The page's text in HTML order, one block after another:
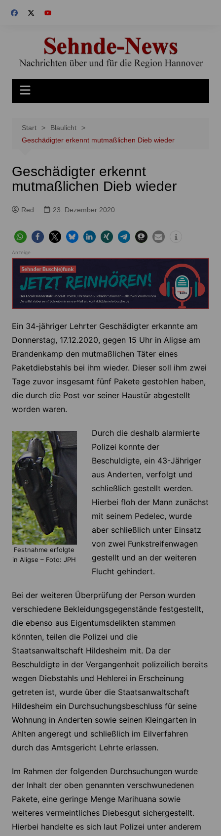
Inhalt
Start
Blaulicht
Geschädigter erkennt mutmaßlichen Dieb wieder
Geschädigter erkennt
mutmaßlichen Dieb wieder
Red 23. Dezember 2020
Anzeige
Ein 34-jähriger Lehrter Geschädigter erkannte am
Donnerstag, 17.12.2020, gegen 15 Uhr in Aligse am
Brandenkamp den mutmaßlichen Täter eines
Paketdiebstahls bei ihm wieder. Dieser soll ihm zwei
Tage zuvor insgesamt fünf Pakete gestohlen haben,
die durch die Post vor seiner Haustür abgestellt
worden waren.
Festnahme erfolgte
in Aligse – Foto: JPH
Durch die deshalb alarmierte
Polizei konnte der
Beschuldigte, ein 43-Jähriger
aus Anderten, verfolgt und
schließlich gestellt werden.
Hierbei floh der Mann zunächst
mit seinem Pedelec, wurde
aber schließlich unter Einsatz
von zwei Funkstreifenwagen
gestellt und an der weiteren
Flucht gehindert.
Bei der weiteren Überprüfung der Person wurden
verschiedene Bekleidungsgegenstände festgestellt,
die ebenso aus Eigentumsdelikten stammen
könnten, teilen die Polizei und die
Staatsanwaltschaft Hildesheim mit. Da der
Beschuldigte in der Vergangenheit polizeilich bereits
wegen Diebstahls und Hehlerei in Erscheinung
getreten ist, wurde über die Staatsanwaltschaft
Hildesheim ein Durchsuchungsbeschluss für seine
Wohnung in Anderten sowie seinen Kleingarten in
Ahlten angeregt und schließlich im Eilverfahren
durch das Amtsgericht Lehrte erlassen.
Im Rahmen der folgenden Durchsuchungen wurde
der Inhalt der oben genannten verschwunedenen
Pakete, eine geringe Menge Marihuana sowie
weiteres vermeintliches Diebesgut sichergestellt.
Hierbei handelte es sich laut Polizei unter anderem